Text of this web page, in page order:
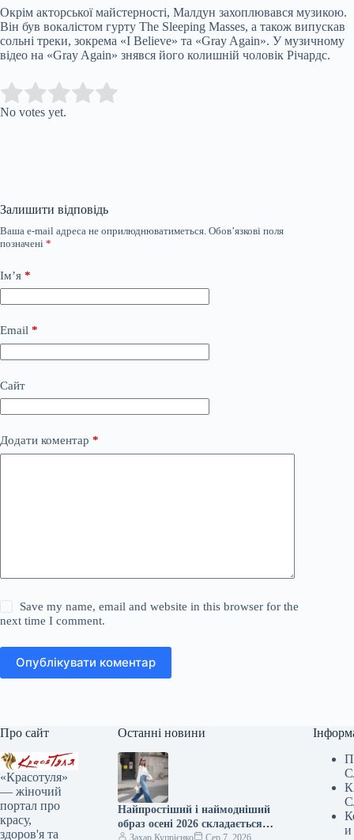
Окрім акторської майстерності, Малдун захоплювався музикою.
Він був вокалістом гурту The Sleeping Masses, а також випускав
сольні треки, зокрема «I Believe» та «Gray Again». У музичному
відео на «Gray Again» знявся його колишній чоловік Річардс.
Rate this item:
No votes yet.
Залишити відповідь
Ваша e-mail адреса не оприлюднюватиметься. Обов’язкові поля
позначені *
Ім’я *
Email *
Сайт
Додати коментар *
Save my name, email and website in this browser for the
next time I comment.
Опублікувати коментар
Про сайт
«Красотуля»
— жіночий
портал про
красу,
здоров'я та
Останні новини
Найпростіший і наймодніший
образ осені 2026 складається
Захар Купрієнко Сер 7, 2026
и